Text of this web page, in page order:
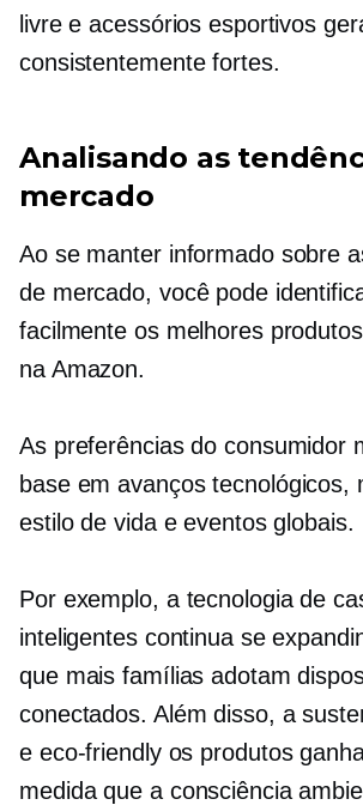
livre e acessórios esportivos
consistentemente fortes.
Analisando as
mercado
Ao se manter informado sobre
de mercado, você pode
facilmente os melhores
na Amazon.
As preferências do consumidor
base em avanços tecnológicos,
estilo de vida e eventos globais.
Por exemplo, a tecnologia de
inteligentes continua se
que mais famílias adotam
conectados. Além disso, a
e eco-friendlyos produtos
medida que a consciência